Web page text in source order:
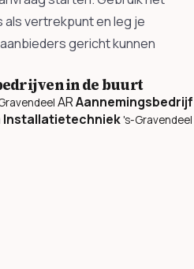
als vertrekpunt en leg je
gericht kunnen
in de buurt
ARAannemingsbedrijf
Installatietechniek's-Gravendeel